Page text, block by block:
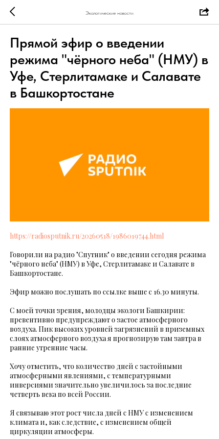
Экологические новости
Прямой эфир о введении
режима "чёрного неба" (НМУ) в
Уфе, Стерлитамаке и Салавате
в Башкортостане
https://radiosputnik.ru/20260518/1986019744.html
Говорили на радио "Спутник" о введении сегодня режима
"чёрного неба" (НМУ) в Уфе, Стерлитамаке и Салавате в
Башкортостане.
Эфир можно послушать по ссылке выше с 16.30 минуты.
С моей точки зрения, молодцы экологи Башкирии:
превентивно предупреждают о застое атмосферного
воздуха. Пик высоких уровней загрязнений в приземных
слоях атмосферного воздуха я прогнозирую там завтра в
ранние утренние часы.
Хочу отметить, что количество дней с застойными
атмосферными явлениями, с температурными
инверсиями значительно увеличилось за последние
четверть века по всей России.
Я связываю этот рост числа дней с НМУ с изменением
климата и, как следствие, с изменением общей
циркуляции атмосферы.